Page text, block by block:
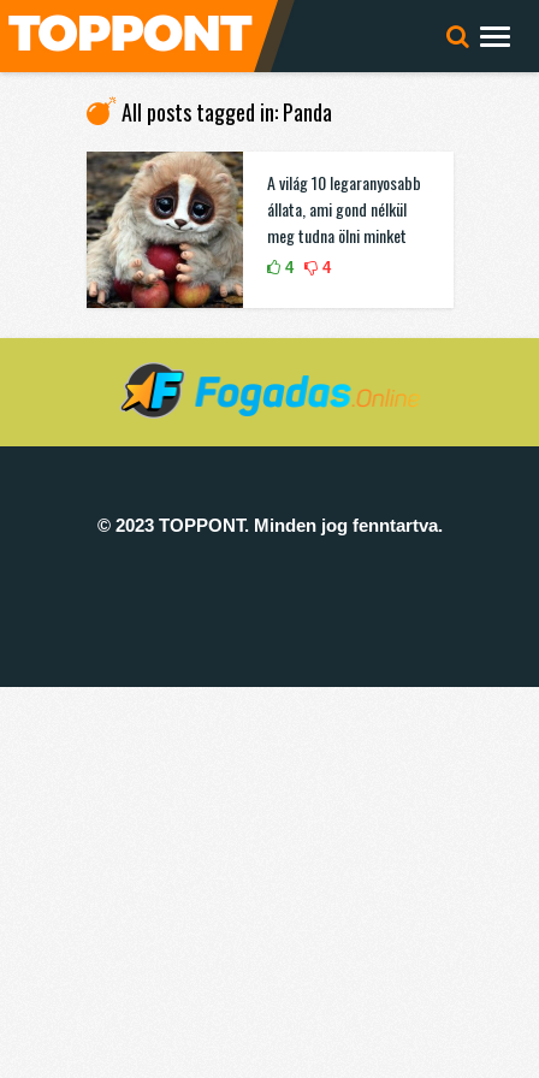
All posts tagged in: Panda
A világ 10 legaranyosabb
állata, ami gond nélkül
meg tudna ölni minket
4 4
© 2023 TOPPONT. Minden jog fenntartva.